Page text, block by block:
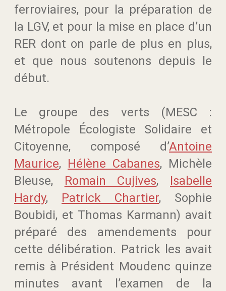
ferroviaires, pour la préparation de
la LGV, et pour la mise en place d’un
RER dont on parle de plus en plus,
et que nous soutenons depuis le
début.
Le groupe des verts (MESC :
Métropole Écologiste Solidaire et
Citoyenne, composé d’Antoine
Maurice, Hélène Cabanes, Michèle
Bleuse, Romain Cujives, Isabelle
Hardy, Patrick Chartier, Sophie
Boubidi, et Thomas Karmann) avait
préparé des amendements pour
cette délibération. Patrick les avait
remis à Président Moudenc quinze
minutes avant l’examen de la